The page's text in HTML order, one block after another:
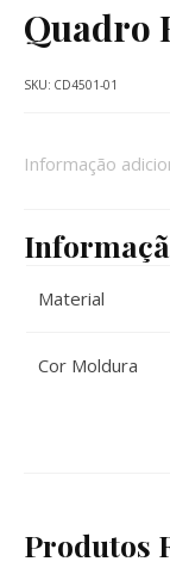
Quadro
SKU: CD4501-01
Informação
Material
Cor Moldura
Produtos